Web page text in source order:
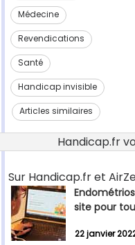
Médecine
Revendications
Santé
Handicap invisible
Articles similaires
Handicap.fr
Sur Handicap.fr et
site pour
22 janvier